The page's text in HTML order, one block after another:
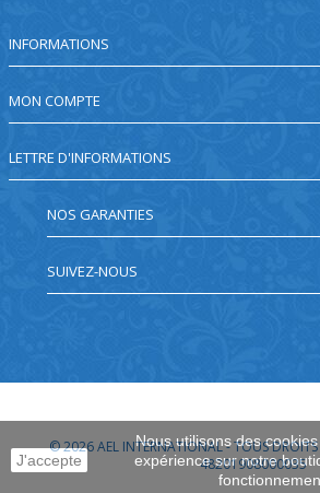
INFORMATIONS
MON COMPTE
LETTRE D'INFORMATIONS
J'accepte
Nous utilisons des
expérience sur notre
NOS GARANTIES
SUIVEZ-NOUS
© 2026AEL INTERNATIONAL - TOUS DROITS
48201908000035